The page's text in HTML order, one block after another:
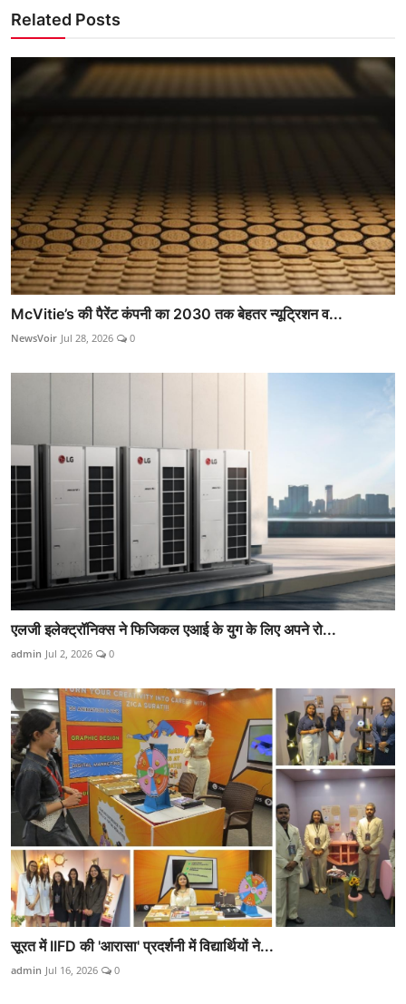
Related Posts
McVitie’s की पैरेंट कंपनी का 2030 तक बेहतर न्यूट्रिशन व...
NewsVoir Jul 28, 2026 0
एलजी इलेक्ट्रॉनिक्स ने फिजिकल एआई के युग के लिए अपने रो...
admin Jul 2, 2026 0
सूरत में IIFD की 'आरासा' प्रदर्शनी में विद्यार्थियों ने...
admin Jul 16, 2026 0